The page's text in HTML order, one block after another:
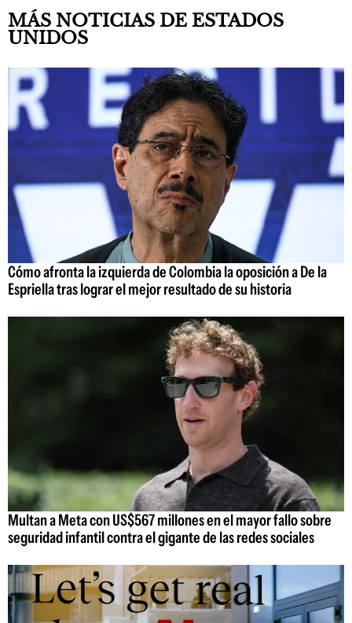
MÁS NOTICIAS DE ESTADOS
UNIDOS
Cómo afronta la izquierda de Colombia la oposición a De la
Espriella tras lograr el mejor resultado de su historia
Multan a Meta con US$567 millones en el mayor fallo sobre
seguridad infantil contra el gigante de las redes sociales